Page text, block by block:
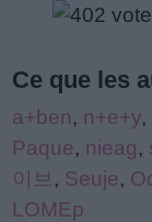
Ce que les
a+ben, n+e+y,
Paque, nieag,
이브 , Seuje,
LOMEp